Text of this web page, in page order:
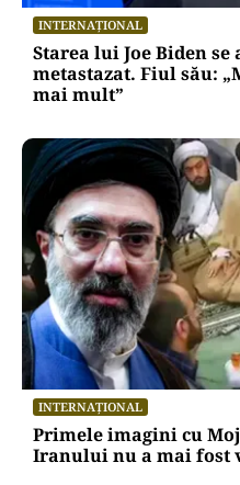
INTERNAȚIONAL
Starea lui Joe Biden
metastazat. Fiul său:
mai mult”
INTERNAȚIONAL
Primele imagini cu
Iranului nu a mai fost